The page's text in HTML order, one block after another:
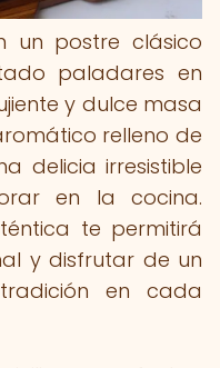
un postre clásico
paladares en
y dulce masa
relleno de
delicia irresistible
en la cocina.
te permitirá
y disfrutar de un
en cada